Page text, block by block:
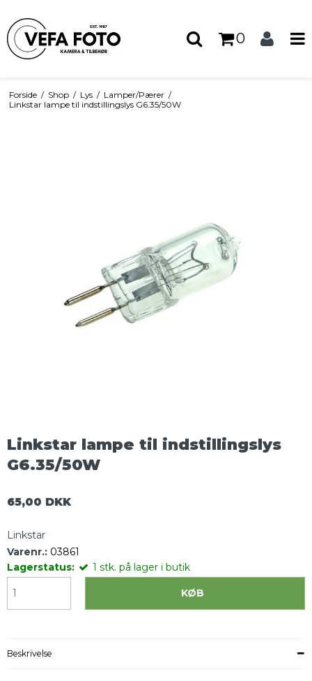
0
Forside / Shop / Lys / Lamper/Pærer /
Linkstar lampe til indstillingslys G6.35/50W
Linkstar lampe til indstillingslys
G6.35/50W
65,00 DKK
Linkstar
Varenr.: 03861
Lagerstatus:
1 stk. på lager i butik
KØB
Beskrivelse